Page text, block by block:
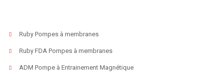
Ruby Pompes à membranes
Ruby FDA Pompes à membranes
ADM Pompe à Entrainement Magnétique